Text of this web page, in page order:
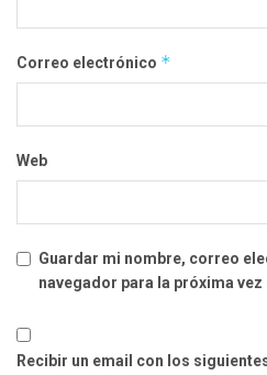
Correo electrónico *
Web
Guardar mi nombre, correo
navegador para la próxima
Recibir un email con los